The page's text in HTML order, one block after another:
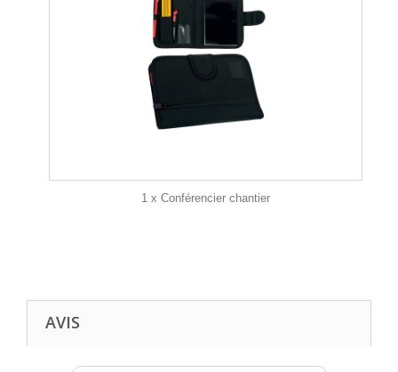
1 x Conférencier chantier
AVIS